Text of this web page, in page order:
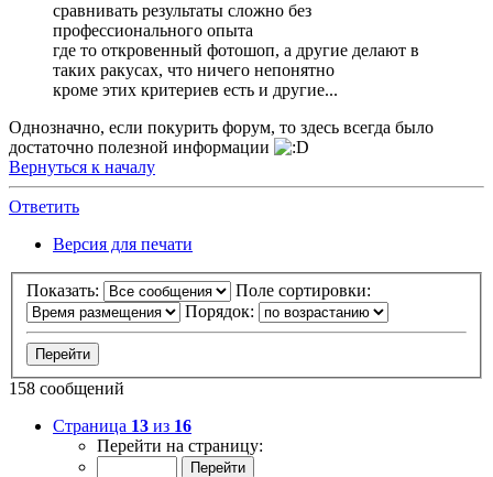
сравнивать результаты сложно без
профессионального опыта
где то откровенный фотошоп, а другие делают в
таких ракусах, что ничего непонятно
кроме этих критериев есть и другие...
Однозначно, если покурить форум, то здесь всегда было
достаточно полезной информации
Вернуться к началу
Ответить
Версия для печати
Показать:
Поле сортировки:
Порядок:
158 сообщений
Страница 13 из 16
Перейти на страницу: